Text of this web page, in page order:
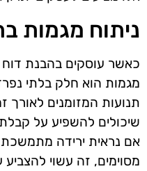
ניתוח מגמות
כאשר עוסקים בהבנת דוח
מגמות הוא חלק בלתי
תנועות המזומנים לאורך
שיכולים להשפיע על
אם נראית ירידה
מסוימים, זה עשוי